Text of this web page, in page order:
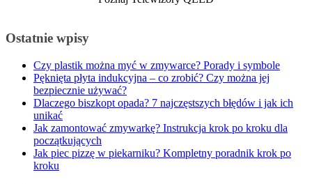
Ostatnie wpisy
Czy plastik można myć w zmywarce? Porady i symbole
Pęknięta płyta indukcyjna – co zrobić? Czy można jej
bezpiecznie używać?
Dlaczego biszkopt opada? 7 najczęstszych błędów i jak ich
unikać
Jak zamontować zmywarkę? Instrukcja krok po kroku dla
początkujących
Jak piec pizzę w piekarniku? Kompletny poradnik krok po
kroku